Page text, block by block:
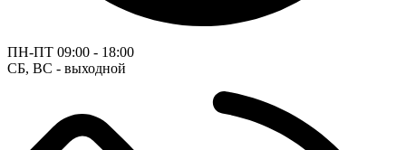
ПН-ПТ 09:00 - 18:00
СБ, ВС - выходной